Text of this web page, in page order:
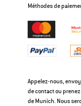
Méthodes de
Appelez-nous,
de contact ou
de Munich. Nous